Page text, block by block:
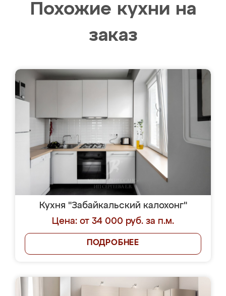
Похожие кухни на
заказ
Кухня "Забайкальский калохонг"
Цена: от 34 000 руб. за п.м.
ПОДРОБНЕЕ